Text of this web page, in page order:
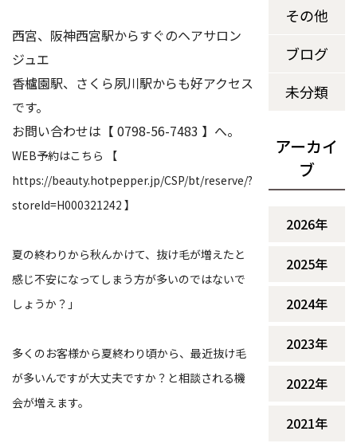
西宮、阪神西宮駅からすぐのヘアサロン
ジュエ
香櫨園駅、さくら夙川駅からも好アクセス
です。
お問い合わせは【 0798-56-7483 】へ。
WEB予約はこちら 【
https://beauty.hotpepper.jp/CSP/bt/reserve/?
storeId=H000321242 】
夏の終わりから秋んかけて、抜け毛が増えたと
感じ不安になってしまう方が多いのではないで
しょうか？」
多くのお客様から夏終わり頃から、最近抜け毛
が多いんですが大丈夫ですか？と相談される機
会が増えます。
その他
ブログ
未分類
アーカイ
ブ
2026年
2025年
2024年
2023年
2022年
2021年